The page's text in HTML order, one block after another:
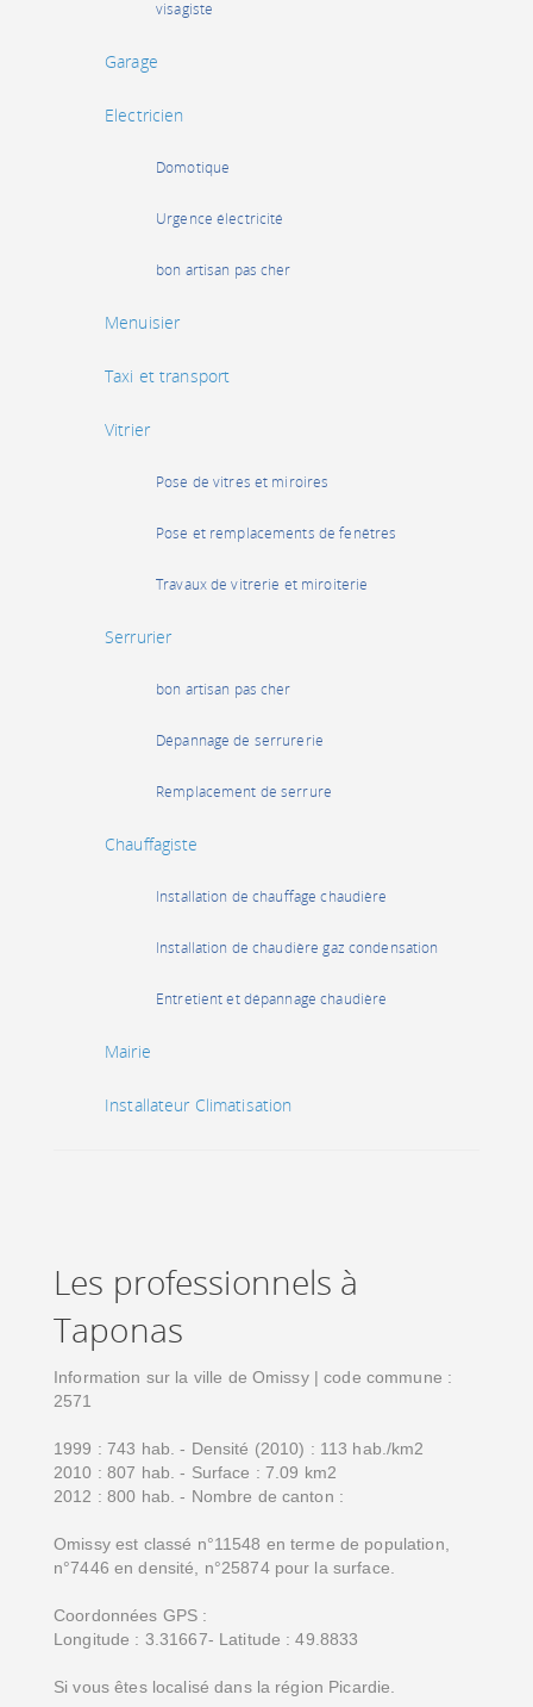
visagiste
Garage
Electricien
Domotique
Urgence électricité
bon artisan pas cher
Menuisier
Taxi et transport
Vitrier
Pose de vitres et miroires
Pose et remplacements de fenêtres
Travaux de vitrerie et miroiterie
Serrurier
bon artisan pas cher
Dépannage de serrurerie
Remplacement de serrure
Chauffagiste
Installation de chauffage chaudière
Installation de chaudière gaz condensation
Entretient et dépannage chaudière
Mairie
Installateur Climatisation
Les professionnels à
Taponas
Information sur la ville de Omissy | code commune :
2571
1999 : 743 hab. - Densité (2010) : 113 hab./km2
2010 : 807 hab. - Surface : 7.09 km2
2012 : 800 hab. - Nombre de canton :
Omissy est classé n°11548 en terme de population,
n°7446 en densité, n°25874 pour la surface.
Coordonnées GPS :
Longitude : 3.31667- Latitude : 49.8833
Si vous êtes localisé dans la région Picardie.